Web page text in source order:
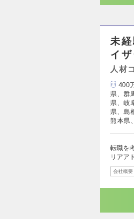
未
イ
人材
400
県、群
県、岐
県、島
熊本県
転職を
リアア
会社概要